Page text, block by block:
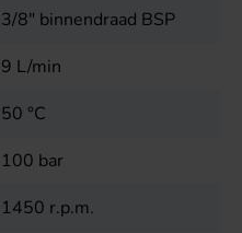
3/8" binnendraad BSP
9 L/min
50 °C
100 bar
1450 r.p.m.